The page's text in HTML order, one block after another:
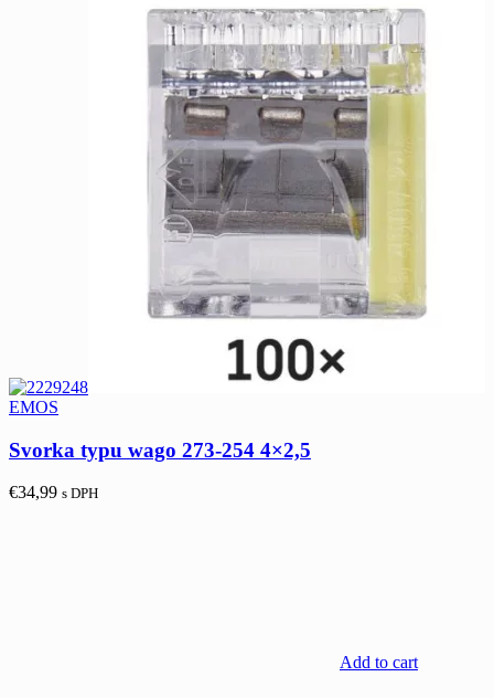
EMOS
Svorka typu wago 273-254 4×2,5
€34,99 s DPH
Add to cart